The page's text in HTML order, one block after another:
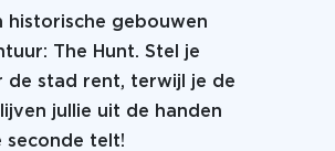
historische gebouwen
The Hunt. Stel je
de stad rent, terwijl je de
jullie uit de handen
seconde telt!